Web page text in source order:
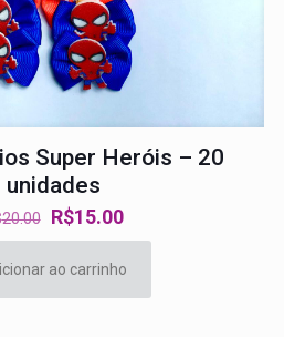
Super Heróis – 20
unidades
20.00
O
preço
original
era:
R$15.00O
preço
atual
é:
ao carrinho